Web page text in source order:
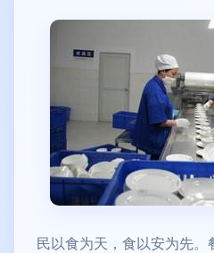
民以食为天，食以安为先